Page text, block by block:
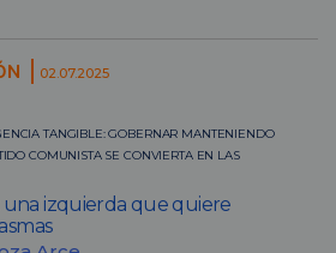
02.07.2025
TANGIBLE: GOBERNAR MANTENIENDO
COMUNISTA SE CONVIERTA EN LAS
una izquierda que quiere